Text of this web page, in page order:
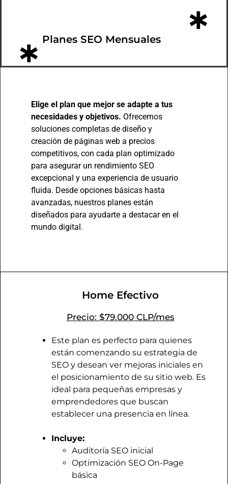
*
Planes SEO Mensuales
*
Elige el plan que mejor se adapte a tus
necesidades y objetivos. Ofrecemos
soluciones completas de diseño y
creación de páginas web a precios
competitivos, con cada plan optimizado
para asegurar un rendimiento SEO
excepcional y una experiencia de usuario
fluida. Desde opciones básicas hasta
avanzadas, nuestros planes están
diseñados para ayudarte a destacar en el
mundo digital.
Home Efectivo
Precio: $79.000 CLP/mes
Este plan es perfecto para quienes
están comenzando su estrategia de
SEO y desean ver mejoras iniciales en
el posicionamiento de su sitio web. Es
ideal para pequeñas empresas y
emprendedores que buscan
establecer una presencia en línea.
Incluye:
Auditoría SEO inicial
Optimización SEO On-Page
básica